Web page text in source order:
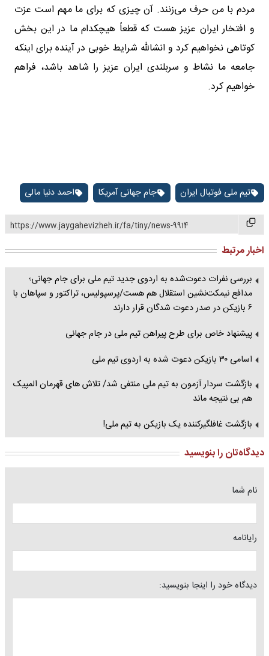
مردم با من حرف می‌زنند. آن چیزی که برای ما مهم است عزت
و افتخار ایران عزیز هست که قطعاً هیچکدام ما در این بخش
کوتاهی نخواهیم کرد و انشالله شرایط خوبی در آینده برای اینکه
جامعه ما نشاط و سربلندی ایران عزیز را شاهد باشد، فراهم
خواهیم کرد.
تیم ملی فوتبال ایران جام جهانی آمریکا احمد دنیا مالی
https://www.jaygahevizheh.ir/fa/tiny/news-9914
اخبار مرتبط
بررسی نفرات دعوت‌شده به اردوی جدید تیم ملی برای جام جهانی؛
مدافع نیمکت‌نشین استقلال هم هست/پرسپولیس، تراکتور و سپاهان با
۶ بازیکن در صدر دعوت شدگان قرار دارند
پیشنهاد خاص برای طرح پیراهن تیم ملی در جام جهانی
اسامی ۳۰ بازیکن دعوت شده به اردوی تیم ملی
بازگشت سردار آزمون به تیم ملی منتفی شد/ تلاش های قهرمان المپیک
هم بی نتیجه ماند
بازگشت غافلگیرکننده یک بازیکن به تیم ملی!
دیدگاه‌تان را بنویسید
نام شما
رایانامه
دیدگاه خود را اینجا بنویسید: